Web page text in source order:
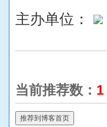
主办单位：
当前推荐数： 1
推荐到博客首页